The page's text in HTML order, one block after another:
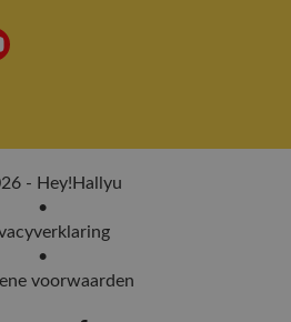
- Hey!Hallyu
•
•
voorwaarden